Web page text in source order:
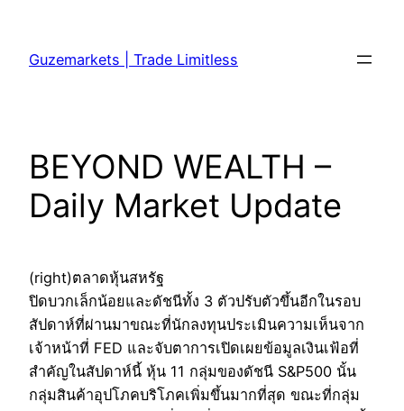
content
Guzemarkets | Trade Limitless
BEYOND WEALTH –
Daily Market Update
(right)ตลาดหุ้นสหรัฐ
ปิดบวกเล็กน้อยและดัชนีทั้ง 3 ตัวปรับตัวขึ้นอีกในรอบ
สัปดาห์ที่ผ่านมาขณะที่นักลงทุนประเมินความเห็นจาก
เจ้าหน้าที่ FED และจับตาการเปิดเผยข้อมูลเงินเฟ้อที่
สำคัญในสัปดาห์นี้ หุ้น 11 กลุ่มของดัชนี S&P500 นั้น
กลุ่มสินค้าอุปโภคบริโภคเพิ่มขึ้นมากที่สุด ขณะที่กลุ่ม